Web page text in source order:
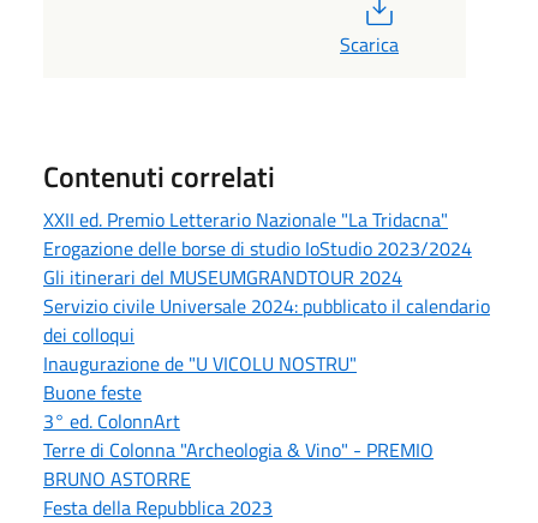
Scarica
Contenuti correlati
XXII ed. Premio Letterario Nazionale "La Tridacna"
Erogazione delle borse di studio IoStudio 2023/2024
Gli itinerari del MUSEUMGRANDTOUR 2024
Servizio civile Universale 2024: pubblicato il calendario
dei colloqui
Inaugurazione de "U VICOLU NOSTRU"
Buone feste
3° ed. ColonnArt
Terre di Colonna "Archeologia & Vino" - PREMIO
BRUNO ASTORRE
Festa della Repubblica 2023